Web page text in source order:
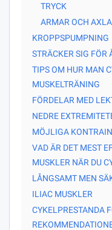
TRYCK
ARMAR OCH
KROPPSPUMPNING
STRÄCKER SIG FÖR
TIPS OM HUR MAN
MUSKELTRÄNING
FÖRDELAR MED
NEDRE
MÖJLIGA
VAD ÄR DET MEST
MUSKLER NÄR DU
LÅNGSAMT MEN
ILIAC MUSKLER
CYKELPRESTANDA